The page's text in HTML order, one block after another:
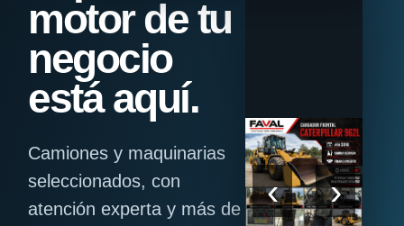
motor de tu
negocio
está aquí.
Camiones y maquinarias
seleccionados, con
atención experta y más de
‹ ›